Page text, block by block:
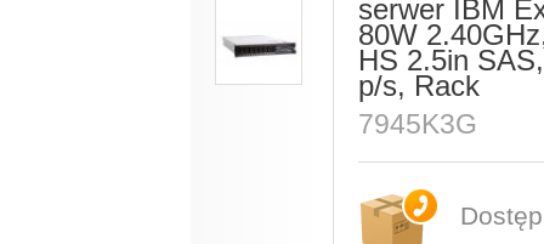
serwer IBM
80W
HS 2.5in
p/s, Rack
7945K3G